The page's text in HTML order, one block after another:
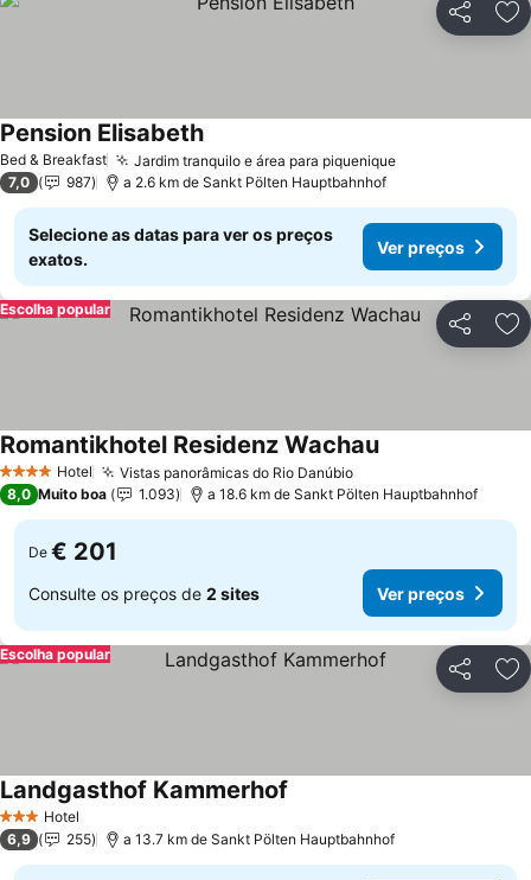
Partilhar
Bed & Breakfast Jardim tranquilo e área para piqueniqueVer preços
Pension ElisabethVer preços
7,0 987 a 2.6 km de Sankt Pölten Hauptbahnhof
Selecione as datas para ver os preços
exatos.
Ver preços
Partilhar
Escolha popular
4 EstrelasHotel Vistas panorâmicas do Rio DanúbioVer preços
Romantikhotel Residenz WachauVer preços
8,0 Muito boa 1.093 a 18.6 km de Sankt Pölten Hauptbahnhof
De € 201
Consulte os preços de 2 sites Ver preços
Partilhar
Escolha popular
3 EstrelasHotel
Landgasthof Kammerhof
6,9 255 a 13.7 km de Sankt Pölten Hauptbahnhof